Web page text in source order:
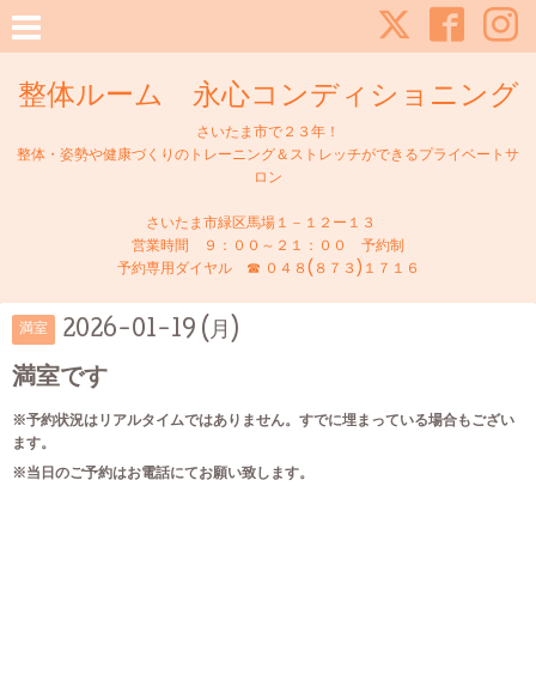
整体ルーム 永心コンディショニング
さいたま市で２３年！
整体・姿勢や健康づくりのトレーニング＆ストレッチができるプライベートサ
ロン
さいたま市緑区馬場１－１２ー１３
営業時間 ９：００～２１：００ 予約制
予約専用ダイヤル ☎ ０４８(８７３)１７１６
満室 2026-01-19 (月)
満室です
※予約状況はリアルタイムではありません。すでに埋まっている場合もござい
ます。
※当日のご予約はお電話にてお願い致します。